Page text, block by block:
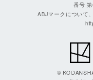
番号
ABJマークについて
©